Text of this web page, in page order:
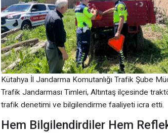
Kütahya İl Jandarma Komutanlığı Trafik Şube
Trafik Jandarması Timleri, Altıntaş ilçesinde
trafik denetimi ve bilgilendirme faaliyeti icra etti.
Hem Bilgilendirdiler Hem